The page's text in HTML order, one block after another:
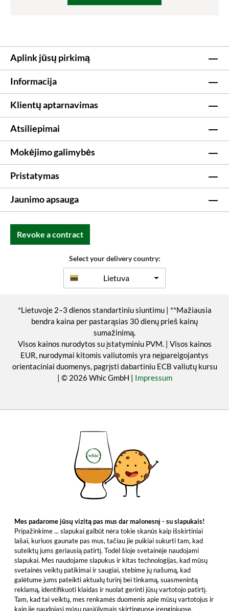
Aplink jūsų pirkimą
Informacija
Klientų aptarnavimas
Atsiliepimai
Mokėjimo galimybės
Pristatymas
Jaunimo apsauga
Revoke a contract
Select your delivery country:
Lietuva
*Lietuvoje 2–3 dienos standartiniu siuntimu | **Mažiausia
bendra kaina per pastarąsias 30 dienų prieš kainų
sumažinimą.
Visos kainos nurodytos su įstatyminiu PVM. | Visos kainos
EUR, nurodymai kitomis valiutomis yra neįpareigojantys
orientaciniai duomenys, pagrįsti dabartiniu ECB valiutų kursu
| © 2026 Whic GmbH | Impressum
Mes padarome jūsų vizitą pas mus dar malonesnį - su slapukais!
Pripažinkime ... slapukai galbūt nėra tokie skanūs kaip išskirtiniai
lašai, kuriuos gaunate pas mus, tačiau jie puikiai sukurti tam, kad
suteiktų jums geriausią patirtį. Todėl šioje svetainėje naudojami
slapukai. Mes naudojame slapukus ir kitas technologijas, kad mūsų
svetainės veiktų patikimai ir saugiai, stebime jų našumą, kad
galėtume jums pateikti aktualų turinį bei tinkamą, suasmenintą
reklamą, identifikuoti klaidas ir nuolat gerinti jūsų vartotojo patirtį.
Tam, kad tai veiktų, mes renkamės duomenis apie mūsų vartotojus ir
kaip jie naudojasi mūsų pasiūlymais skirtinguose įrenginiuose.